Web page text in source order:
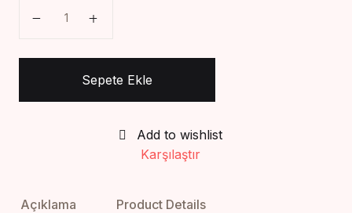
Sepete Ekle
Add to wishlist
Karşılaştır
Açıklama Product Details